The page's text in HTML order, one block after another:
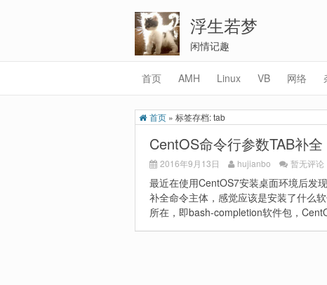
浮生若梦
闲情记趣
首页 AMH Linux VB 网络
首页 » 标签存档: tab
CentOS命令行参数TAB补全
2016年9月13日 hujianbo 暂无评论
最近在使用CentOS7安装桌面环境后发
补全命令主体，感觉应该是安装了什么
所在，即bash-completion软件包，